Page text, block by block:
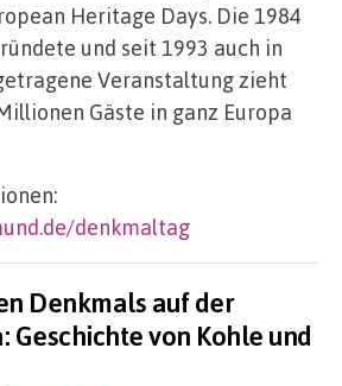
Heritage Days. Die 1984
und seit 1993 auch in
Veranstaltung zieht
Gäste in ganz Europa
denkmaltag
Denkmals auf der
Geschichte von Kohle und